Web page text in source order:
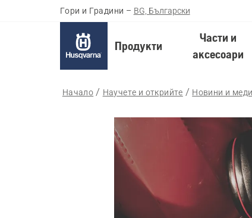
Гори и Градини – BG, Български
Продукти
Части и
аксесоари
Начало Научете и открийте Новини и